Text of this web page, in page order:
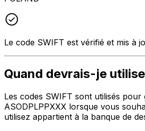
Le code SWIFT est vérifié et mis à
Quand devrais-je
Les codes SWIFT sont utilisés
ASODPLPPXXX lorsque vous
utilisez appartient à la banque de